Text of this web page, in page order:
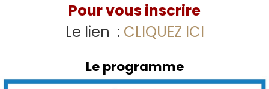
Pour vous inscrire
Le lien : CLIQUEZ ICI
Le programme